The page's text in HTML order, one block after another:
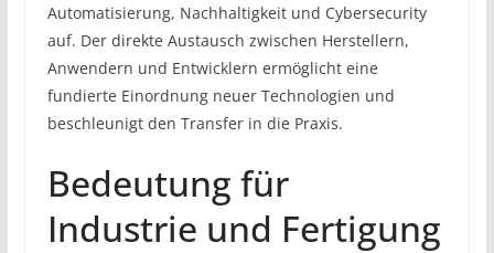
Automatisierung, Nachhaltigkeit und Cybersecurity
auf. Der direkte Austausch zwischen Herstellern,
Anwendern und Entwicklern ermöglicht eine
fundierte Einordnung neuer Technologien und
beschleunigt den Transfer in die Praxis.
Bedeutung für
Industrie und Fertigung